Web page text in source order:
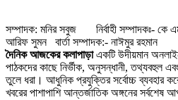
সম্পাদক: মনির সবুজ নির্বাহী সম্পাদকঃ- কে
আরিফ সুমন বার্তা সম্পাদক:- নাঈমুর রহমান
দৈনিক আজকের কলাপাড়াএকটি উদীয়মান
পাঠকদের কাছে নির্ভীক, অনুসন্ধানী, তথ্যবহুল
তুলে ধরা। আধুনিক প্রযুক্তির সর্বোচ্চ ব্যবহার
খবরের পাশাপাশি আন্তর্জাতিক অঙ্গনের সর্বশেষ